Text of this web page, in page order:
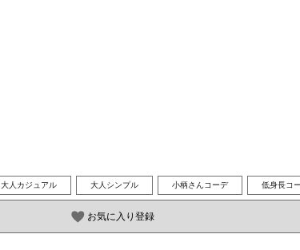
大人カジュアル 大人シンプル 小柄さんコーデ 低身長コ
お気に入り登録